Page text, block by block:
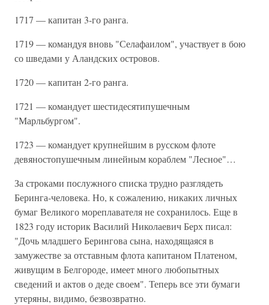
1717 — капитан 3-го ранга.
1719 — командуя вновь "Селафаилом", участвует в бою
со шведами у Аландских островов.
1720 — капитан 2-го ранга.
1721 — командует шестидесятипушечным
"Марльбургом".
1723 — командует крупнейшим в русском флоте
девяностопушечным линейным кораблем "Лесное"…
За строками послужного списка трудно разглядеть
Беринга-человека. Но, к сожалению, никаких личных
бумаг Великого мореплавателя не сохранилось. Еще в
1823 году историк Василий Николаевич Берх писал:
"Дочь младшего Берингова сына, находящаяся в
замужестве за отставным флота капитаном Платеном,
живущим в Белгороде, имеет много любопытных
сведений и актов о деде своем". Теперь все эти бумаги
утеряны, видимо, безвозвратно.